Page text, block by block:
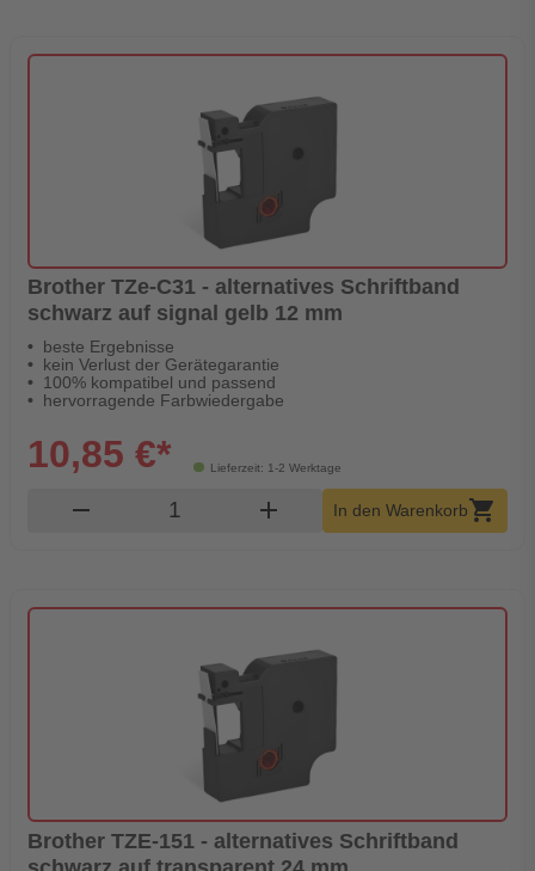
Brother TZe-C31 - alternatives Schriftband
schwarz auf signal gelb 12 mm
beste Ergebnisse
kein Verlust der Gerätegarantie
100% kompatibel und passend
hervorragende Farbwiedergabe
Lieferzeit: 1-2 Werktage
10,85 €*
remove Produkt Warenkorb Menge
add In den Warenkorb shopping_cart
Brother TZE-151 - alternatives Schriftband